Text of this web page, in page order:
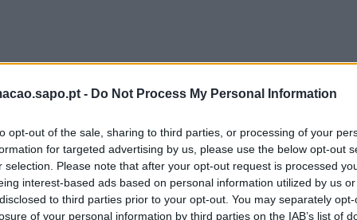
- Do Not Process My Personal Information
opt-out of the sale, sharing to third parties, or processing of your
for targeted advertising by us, please use the below opt-out
selection. Please note that after your opt-out request is processed
interest-based ads based on personal information utilized by us
to third parties prior to your opt-out. You may separately
of your personal information by third parties on the IAB’s list of
no passado domingo, 11 de janeiro, no Pavilhão Municipal Dr.
nos primeiros minutos da partida, enquanto Nicole Castro
jogo com a vitória da equipa de Faro. Joana Silva foi a autora do
Loulé.